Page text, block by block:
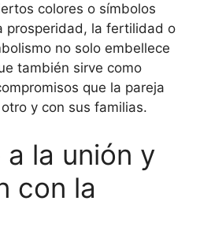
colores o símbolos
prosperidad, la fertilidad o
no solo embellece
también sirve como
que la pareja
y con sus familias.
a la unión y
con la